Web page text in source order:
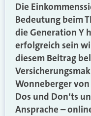
Die
Bedeutung beim
die Generation Y
erfolgreich sein
diesem Beitrag
Wonneberger
Dos und Don‘ts
Ansprache –